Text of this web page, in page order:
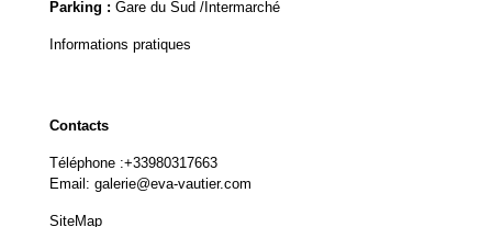
Parking : Gare du Sud /Intermarché
Informations pratiques
Contacts
Téléphone :+33980317663
Email: galerie@eva-vautier.com
SiteMap